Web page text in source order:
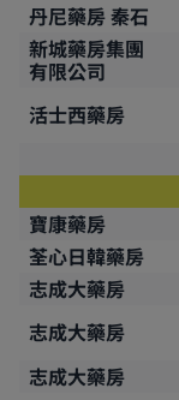
丹尼藥房 秦石
新城藥房集團
有限公司
活士西藥房
寶康藥房
荃心日韓藥房
志成大藥房
志成大藥房
志成大藥房